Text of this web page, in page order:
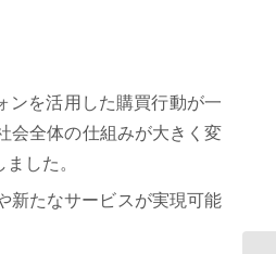
ンを活用した購買行動が一
会全体の仕組みが大きく変
した。
新たなサービスが実現可能